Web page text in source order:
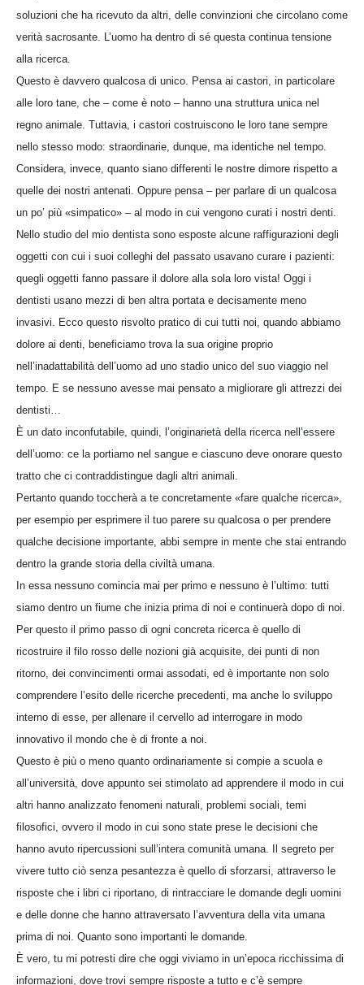
soluzioni che ha ricevuto da altri, delle convinzioni che circolano come
verità sacrosante. L’uomo ha dentro di sé questa continua tensione
alla ricerca.
Questo è davvero qualcosa di unico. Pensa ai castori, in particolare
alle loro tane, che – come è noto – hanno una struttura unica nel
regno animale. Tuttavia, i castori costruiscono le loro tane sempre
nello stesso modo: straordinarie, dunque, ma identiche nel tempo.
Considera, invece, quanto siano differenti le nostre dimore rispetto a
quelle dei nostri antenati. Oppure pensa – per parlare di un qualcosa
un po’ più «simpatico» – al modo in cui vengono curati i nostri denti.
Nello studio del mio dentista sono esposte alcune raffigurazioni degli
oggetti con cui i suoi colleghi del passato usavano curare i pazienti:
quegli oggetti fanno passare il dolore alla sola loro vista! Oggi i
dentisti usano mezzi di ben altra portata e decisamente meno
invasivi. Ecco questo risvolto pratico di cui tutti noi, quando abbiamo
dolore ai denti, beneficiamo trova la sua origine proprio
nell’inadattabilità dell’uomo ad uno stadio unico del suo viaggio nel
tempo. E se nessuno avesse mai pensato a migliorare gli attrezzi dei
dentisti…
È un dato inconfutabile, quindi, l’originarietà della ricerca nell’essere
dell’uomo: ce la portiamo nel sangue e ciascuno deve onorare questo
tratto che ci contraddistingue dagli altri animali.
Pertanto quando toccherà a te concretamente «fare qualche ricerca»,
per esempio per esprimere il tuo parere su qualcosa o per prendere
qualche decisione importante, abbi sempre in mente che stai entrando
dentro la grande storia della civiltà umana.
In essa nessuno comincia mai per primo e nessuno è l’ultimo: tutti
siamo dentro un fiume che inizia prima di noi e continuerà dopo di noi.
Per questo il primo passo di ogni concreta ricerca è quello di
ricostruire il filo rosso delle nozioni già acquisite, dei punti di non
ritorno, dei convincimenti ormai assodati, ed è importante non solo
comprendere l’esito delle ricerche precedenti, ma anche lo sviluppo
interno di esse, per allenare il cervello ad interrogare in modo
innovativo il mondo che è di fronte a noi.
Questo è più o meno quanto ordinariamente si compie a scuola e
all’università, dove appunto sei stimolato ad apprendere il modo in cui
altri hanno analizzato fenomeni naturali, problemi sociali, temi
filosofici, ovvero il modo in cui sono state prese le decisioni che
hanno avuto ripercussioni sull’intera comunità umana. Il segreto per
vivere tutto ciò senza pesantezza è quello di sforzarsi, attraverso le
risposte che i libri ci riportano, di rintracciare le domande degli uomini
e delle donne che hanno attraversato l’avventura della vita umana
prima di noi. Quanto sono importanti le domande.
È vero, tu mi potresti dire che oggi viviamo in un’epoca ricchissima di
informazioni, dove trovi sempre risposte a tutto e c’è sempre